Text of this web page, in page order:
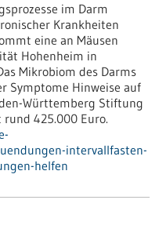
im Darm
Krankheiten
eine an Mäusen
Hohenheim in
Mikrobiom des Darms
Symptome Hinweise auf
Württemberg Stiftung
425.000 Euro.
intervallfasten-
helfen